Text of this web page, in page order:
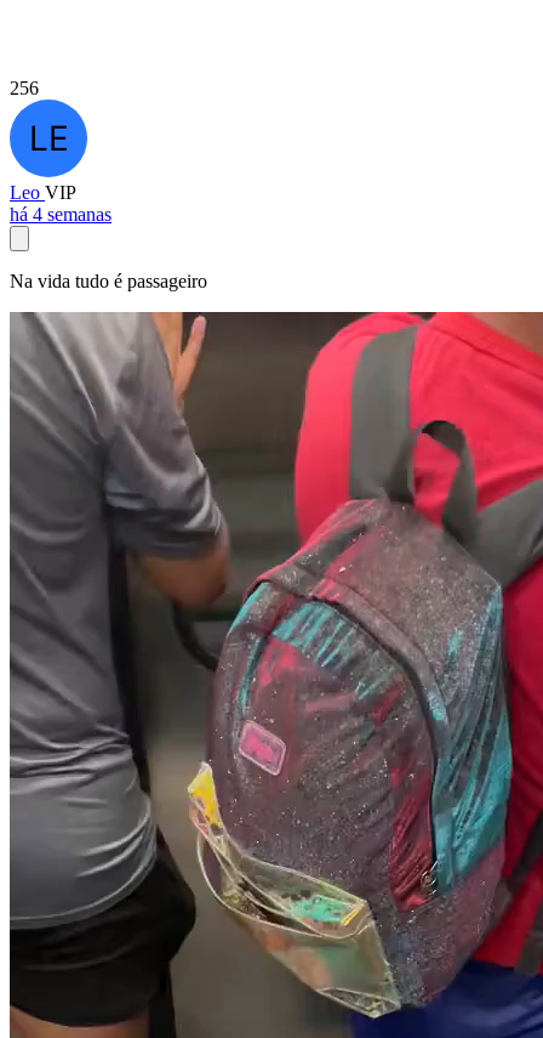
256
Leo VIP
há 4 semanas
Na vida tudo é passageiro